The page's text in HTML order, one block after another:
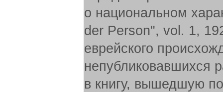
о национальном
der Person", vol. 1,
еврейского
непубликовавшихся
в книгу, вышедшую